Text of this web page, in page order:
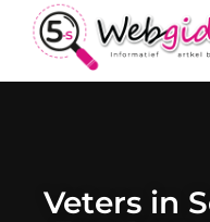
Veters in